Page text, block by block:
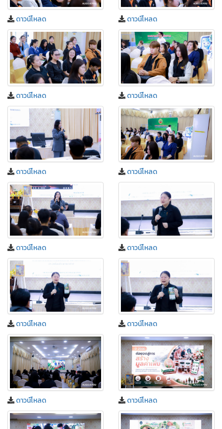
ดาวน์โหลด ดาวน์โหลด
ดาวน์โหลด ดาวน์โหลด
ดาวน์โหลด ดาวน์โหลด
ดาวน์โหลด ดาวน์โหลด
ดาวน์โหลด ดาวน์โหลด
ดาวน์โหลด ดาวน์โหลด